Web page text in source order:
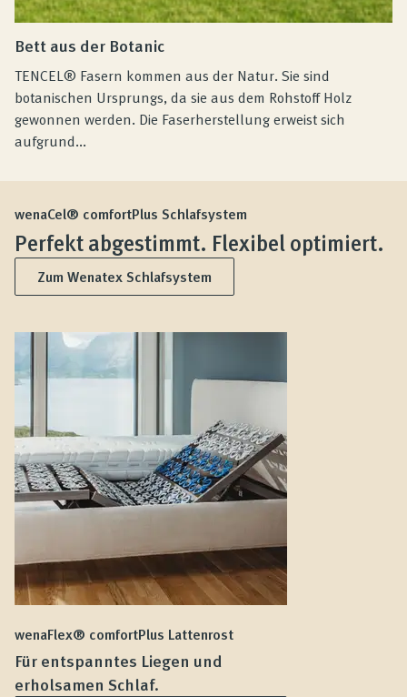
Bett aus der Botanic
TENCEL® Fasern kommen aus der Natur. Sie sind
botanischen Ursprungs, da sie aus dem Rohstoff Holz
gewonnen werden. Die Faserherstellung erweist sich
aufgrund...
wenaCel® comfortPlus Schlafsystem
Perfekt abgestimmt. Flexibel optimiert.
Zum Wenatex Schlafsystem
wenaFlex® comfortPlus Lattenrost
Für entspanntes Liegen und
erholsamen Schlaf.